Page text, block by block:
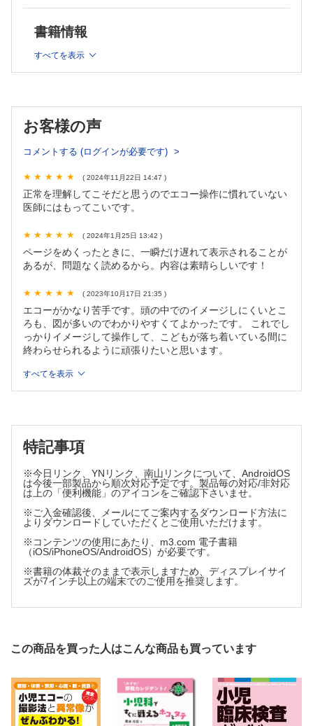
2.甲状腺
3.頸部
5.腹部
6.鼠径部・精巣・股関節
3章 心臓超音波検査
1.胸骨傍アプローチ
2.心尖部アプローチ
3.胸骨上窩アプローチ
4章 頭部超音波検査
2.矢状断面
書籍情報
すべてを表示
お客様の声
コメントする (ログインが必要です)
( 2024年11月22日 14:47 )
正常を理解してこそだと思うのでエコー操作に慣れていない
医師にはもってこいです。
( 2024年1月25日 13:42 )
ページをめくったときに、一瞬だけ遅れて表示されることが
あるが、問題なく読めるから。内容は素晴らしいです！
( 2023年10月17日 21:35 )
エコーがかなり苦手です。頭の中でのイメージしにくいとこ
ろも、図が多いのでわかりやすくてよかったです。 これでし
っかりイメージして操作して、こどもが落ち着いている間に
終わらせられるように頑張りたいと思います。
すべてを表示
特記事項
※今日リンク、YNリンク、南山リンクについて、AndroidOS
は今後一部製品から順次対応予定です。製品毎の対応/非対応
は上の「便利機能」のアイコンをご確認下さいませ。
※ご入金確認後、メールにてご案内するダウンロード方法に
よりダウンロードしていただくとご使用いただけます。
※コンテンツの使用にあたり、m3.com 電子書籍
（iOS/iPhoneOS/AndroidOS）が必要です。
※書籍の体裁そのままで表示しますため、ディスプレイサイ
ズが7インチ以上の端末でのご使用を推奨します。
この商品を買った人はこんな商品も買っています